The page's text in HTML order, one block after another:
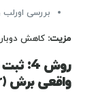
بررسی
مزیت: کاهش
روش
واقعی برش (Learning from shop floor)